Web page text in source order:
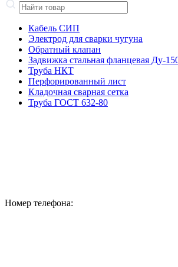
Кабель СИП
Электрод для сварки чугуна
Обратный клапан
Задвижка стальная фланцевая Ду-
Труба НКТ
Перфорированный лист
Кладочная сварная сетка
Труба ГОСТ 632-80
Номер телефона: